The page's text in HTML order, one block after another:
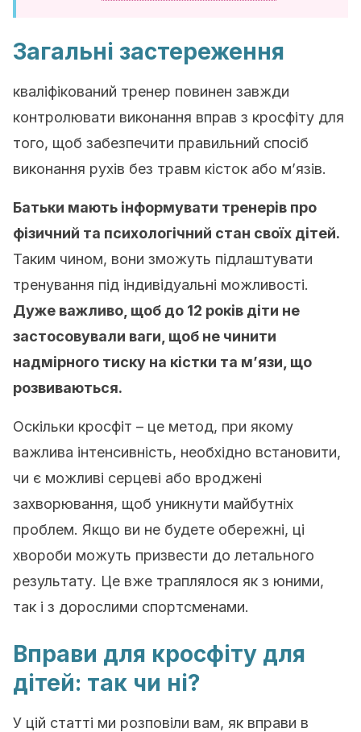
Загальні застереження
кваліфікований тренер повинен завжди
контролювати виконання вправ з кросфіту для
того, щоб забезпечити правильний спосіб
виконання рухів без травм кісток або м’язів.
Батьки мають інформувати тренерів про
фізичний та психологічний стан своїх дітей.
Таким чином, вони зможуть підлаштувати
тренування під індивідуальні можливості.
Дуже важливо, щоб до 12 років діти не
застосовували ваги, щоб не чинити
надмірного тиску на кістки та м’язи, що
розвиваються.
Оскільки кросфіт – це метод, при якому
важлива інтенсивність, необхідно встановити,
чи є можливі серцеві або вроджені
захворювання, щоб уникнути майбутніх
проблем. Якщо ви не будете обережні, ці
хвороби можуть призвести до летального
результату. Це вже траплялося як з юними,
так і з дорослими спортсменами.
Вправи для кросфіту для
дітей: так чи ні?
У цій статті ми розповіли вам, як вправи в